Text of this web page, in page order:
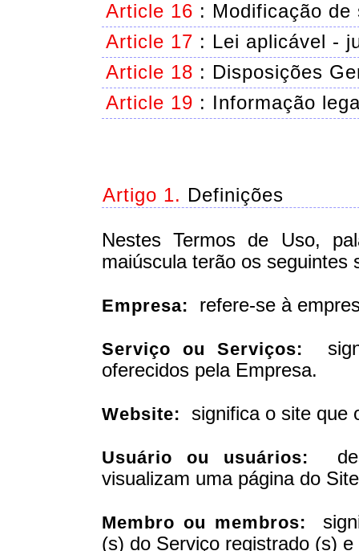
Article 16 : Modificação
Article 17 : Lei aplicável -
Article 18 : Disposições
Article 19 : Informação
Artigo 1. Definições
Nestes Termos de Uso,
maiúscula terão os seguintes
Empresa: refere-se à
Serviço ou Serviços:
oferecidos pela Empresa.
Website: significa o site que
Usuário ou usuários:
visualizam uma página do
Membro ou membros:
(s) do Serviço registrado (s)